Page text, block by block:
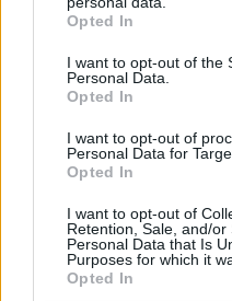
grant or deny consent to
use your data for below
consent section.
Opted In
I want to opt-out of the
Personal Data.
Opted In
I want to opt-out of
Personal Data for
Opted In
I want to opt-out of
Retention, Sale, and/or
Personal Data that Is
Purposes for which it
Opted In
Η Γαλλία μπήκε στο
πρίζα: Σπασμωδικές
παραβιάσεις και
09.08.2026, 17:36